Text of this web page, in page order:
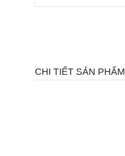
CHI TIẾT SẢN PHẨM